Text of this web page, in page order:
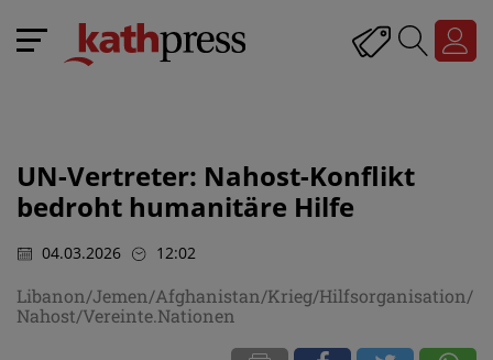
UN-Vertreter: Nahost-Konflikt
bedroht humanitäre Hilfe
04.03.2026 12:02
Libanon/Jemen/Afghanistan/Krieg/Hilfsorganisation/
Nahost/Vereinte.Nationen